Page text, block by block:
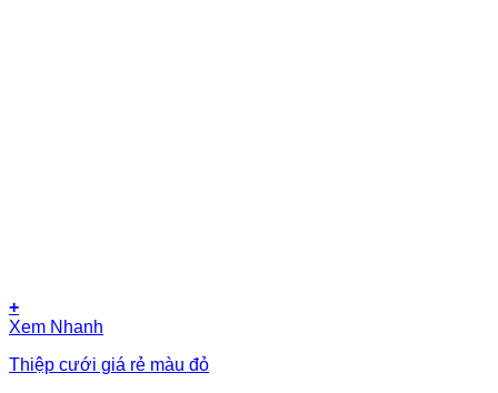
+
Xem Nhanh
Thiệp cưới giá rẻ màu đỏ